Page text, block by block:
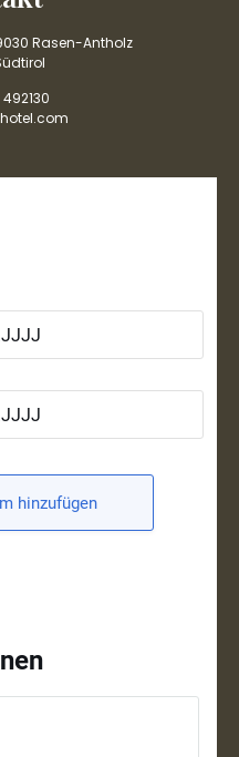
Rasen-Antholz